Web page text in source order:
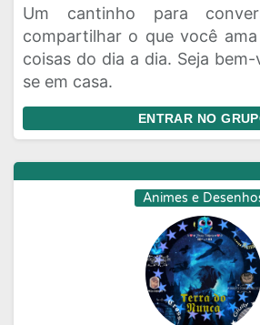
Um cantinho para
compartilhar o que você
coisas do dia a dia. Seja
se em casa.
ENTRAR NO
Animes e